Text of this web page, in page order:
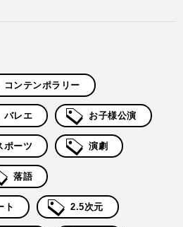
コンテンポラリー
バレエ お子様公演
ポーツ 演劇
落語
ト 2.5次元